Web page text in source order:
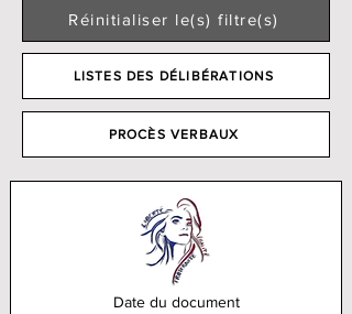
Réinitialiser le(s) filtre(s)
LISTES DES DÉLIBÉRATIONS
PROCÈS VERBAUX
Date du document